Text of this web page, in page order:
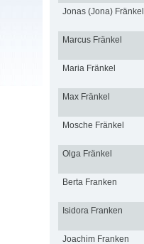
Jonas (Jona) Fränkel
Marcus Fränkel
Maria Fränkel
Max Fränkel
Mosche Fränkel
Olga Fränkel
Berta Franken
Isidora Franken
Joachim Franken